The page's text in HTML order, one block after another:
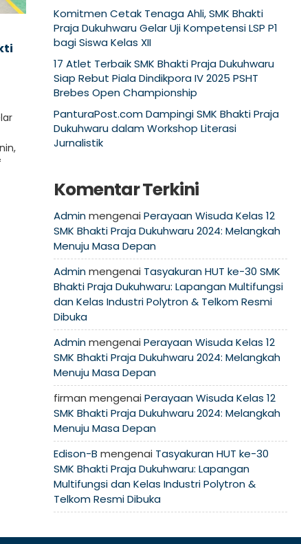
Komitmen Cetak Tenaga Ahli, SMK Bhakti
Praja Dukuhwaru Gelar Uji Kompetensi LSP P1
bagi Siswa Kelas XII
17 Atlet Terbaik SMK Bhakti Praja Dukuhwaru
Siap Rebut Piala Dindikpora IV 2025 PSHT
Brebes Open Championship
PanturaPost.com Dampingi SMK Bhakti Praja
Dukuhwaru dalam Workshop Literasi
Jurnalistik
Komentar Terkini
Adminmengenai Perayaan Wisuda Kelas 12
SMK Bhakti Praja Dukuhwaru 2024: Melangkah
Menuju Masa Depan
Adminmengenai Tasyakuran HUT ke-30 SMK
Bhakti Praja Dukuhwaru: Lapangan Multifungsi
dan Kelas Industri Polytron & Telkom Resmi
Dibuka
Adminmengenai Perayaan Wisuda Kelas 12
SMK Bhakti Praja Dukuhwaru 2024: Melangkah
Menuju Masa Depan
firman mengenai Perayaan Wisuda Kelas 12
SMK Bhakti Praja Dukuhwaru 2024: Melangkah
Menuju Masa Depan
Edison-B mengenai Tasyakuran HUT ke-30
SMK Bhakti Praja Dukuhwaru: Lapangan
Multifungsi dan Kelas Industri Polytron &
Telkom Resmi Dibuka